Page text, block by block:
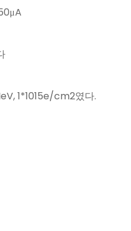
1*1015e/cm2였다.